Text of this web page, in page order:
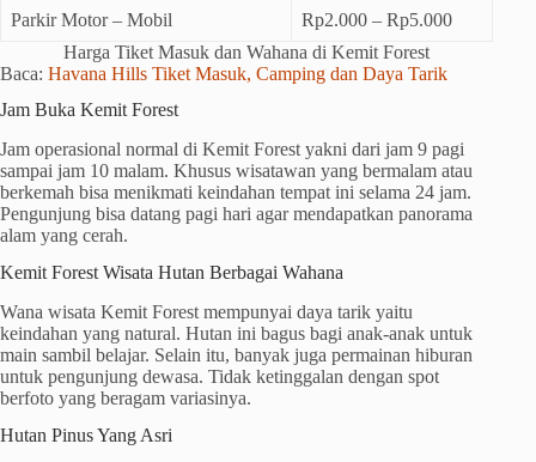
Parkir Motor – Mobil
Rp2.000 – Rp5.000
Harga Tiket Masuk dan Wahana di Kemit Forest
Baca: Havana Hills Tiket Masuk, Camping dan Daya Tarik
Jam Buka Kemit Forest
Jam operasional normal di Kemit Forest yakni dari jam 9 pagi
sampai jam 10 malam. Khusus wisatawan yang bermalam atau
berkemah bisa menikmati keindahan tempat ini selama 24 jam.
Pengunjung bisa datang pagi hari agar mendapatkan panorama
alam yang cerah.
Kemit Forest Wisata Hutan Berbagai Wahana
Wana wisata Kemit Forest mempunyai daya tarik yaitu
keindahan yang natural. Hutan ini bagus bagi anak-anak untuk
main sambil belajar. Selain itu, banyak juga permainan hiburan
untuk pengunjung dewasa. Tidak ketinggalan dengan spot
berfoto yang beragam variasinya.
Hutan Pinus Yang Asri